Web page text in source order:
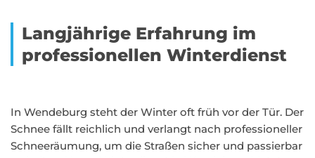
Langjährige Erfahrung im
professionellen Winterdienst
In Wendeburg steht der Winter oft früh vor der Tür. Der
Schnee fällt reichlich und verlangt nach professioneller
Schneeräumung, um die Straßen sicher und passierbar